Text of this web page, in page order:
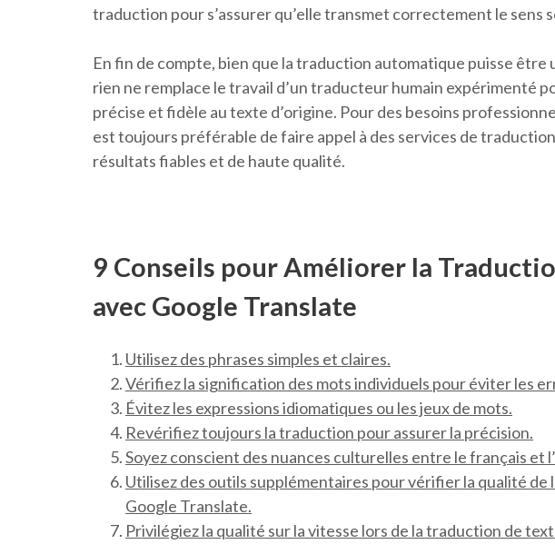
traduction pour s’assurer qu’elle transmet correctement le sens
En fin de compte, bien que la traduction automatique puisse
rien ne remplace le travail d’un traducteur humain expérimenté
précise et fidèle au texte d’origine. Pour des besoins
est toujours préférable de faire appel à des services de
résultats fiables et de haute qualité.
9 Conseils pour Améliorer la
avec Google Translate
Utilisez des phrases simples et claires.
Vérifiez la signification des mots individuels pour éviter les
Évitez les expressions idiomatiques ou les jeux de mots.
Revérifiez toujours la traduction pour assurer la précision.
Soyez conscient des nuances culturelles entre le français et
Utilisez des outils supplémentaires pour vérifier la qualité de
Google Translate.
Privilégiez la qualité sur la vitesse lors de la traduction de